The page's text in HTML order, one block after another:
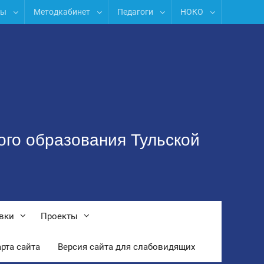
Методкабинет Педагоги НОКО
образования Тульской
Проекты
сайта Версия сайта для слабовидящих